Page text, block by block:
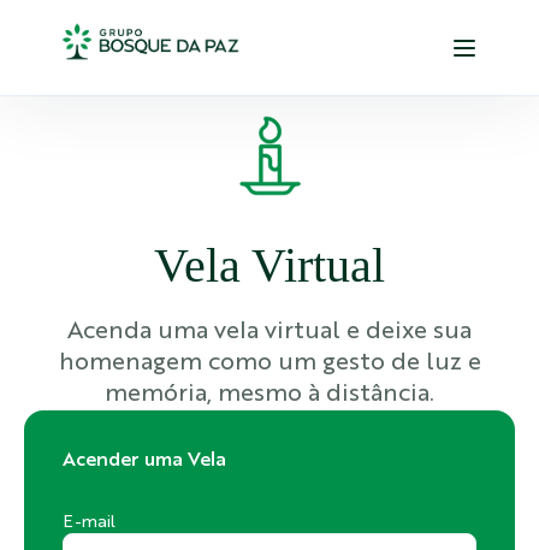
Vela Virtual
Acenda uma vela virtual e deixe sua
homenagem como um gesto de luz e
memória, mesmo à distância.
Acender uma Vela
E-mail